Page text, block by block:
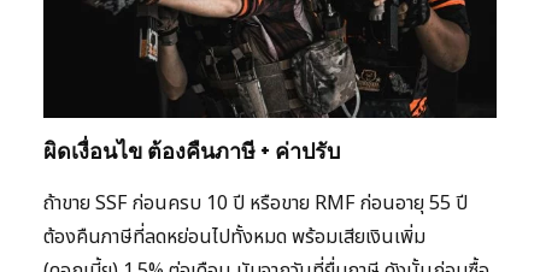
ผิดเงื่อนไข ต้องคืนภาษี + ค่าปรับ
ถ้าขาย SSF ก่อนครบ 10 ปี หรือขาย RMF ก่อนอายุ 55 ปี
ต้องคืนภาษีที่ลดหย่อนไปทั้งหมด พร้อมเสียเงินเพิ่ม